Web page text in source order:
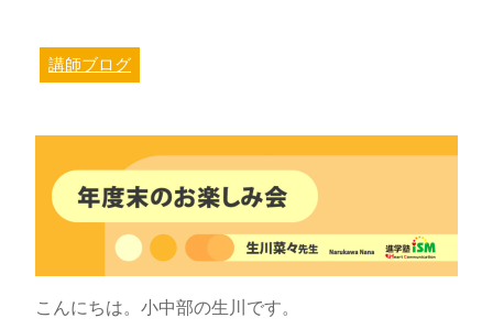
講師ブログ
こんにちは。小中部の生川です。